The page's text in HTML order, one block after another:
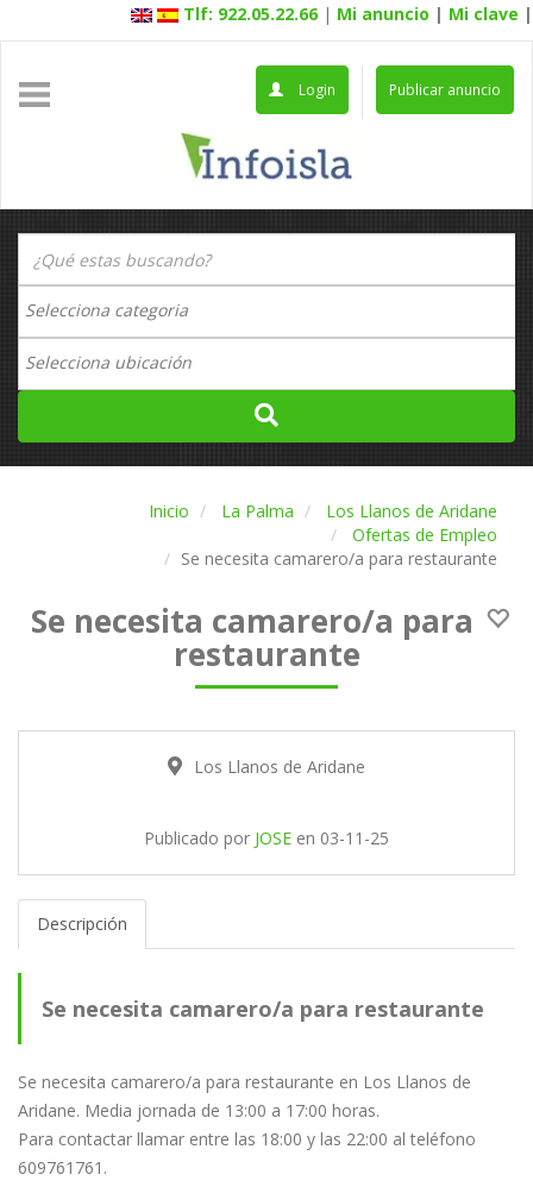
Tlf: 922.05.22.66 | Mi anuncio | Mi clave |
Publicar anuncio
Login
Inicio La Palma
Los Llanos de Aridane
Ofertas de Empleo
Se necesita camarero/a para restaurante
Se necesita camarero/a para
restaurante
Los Llanos de Aridane
Publicado por JOSE en 03-11-25
Descripción
Se necesita camarero/a para restaurante
Se necesita camarero/a para restaurante en Los Llanos de
Aridane. Media jornada de 13:00 a 17:00 horas.
Para contactar llamar entre las 18:00 y las 22:00 al teléfono
609761761.